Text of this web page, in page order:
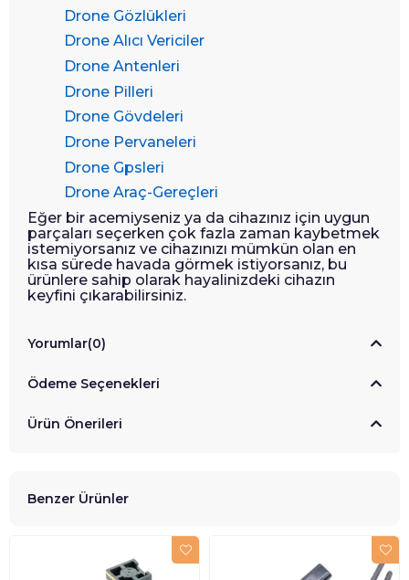
Drone Gözlükleri
Drone Alıcı Vericiler
Drone Antenleri
Drone Pilleri
Drone Gövdeleri
Drone Pervaneleri
Drone Gpsleri
Drone Araç-Gereçleri
Eğer bir acemiyseniz ya da cihazınız için uygun
parçaları seçerken çok fazla zaman kaybetmek
istemiyorsanız ve cihazınızı mümkün olan en
kısa sürede havada görmek istiyorsanız, bu
ürünlere sahip olarak hayalinizdeki cihazın
keyfini çıkarabilirsiniz.
Yorumlar(0)
Ödeme Seçenekleri
Ürün Önerileri
Benzer Ürünler